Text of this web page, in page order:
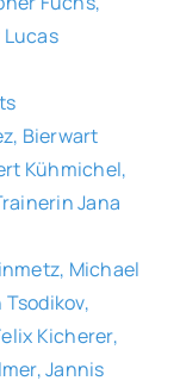
Bierwart
Kühmichel,
Jana
Michael
Kicherer,
Jannis